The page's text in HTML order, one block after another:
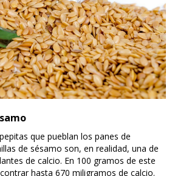
que pueblan los panes de
de sésamo son, en realidad, una de
de calcio. En 100 gramos de este
hasta 670 miligramos de calcio.